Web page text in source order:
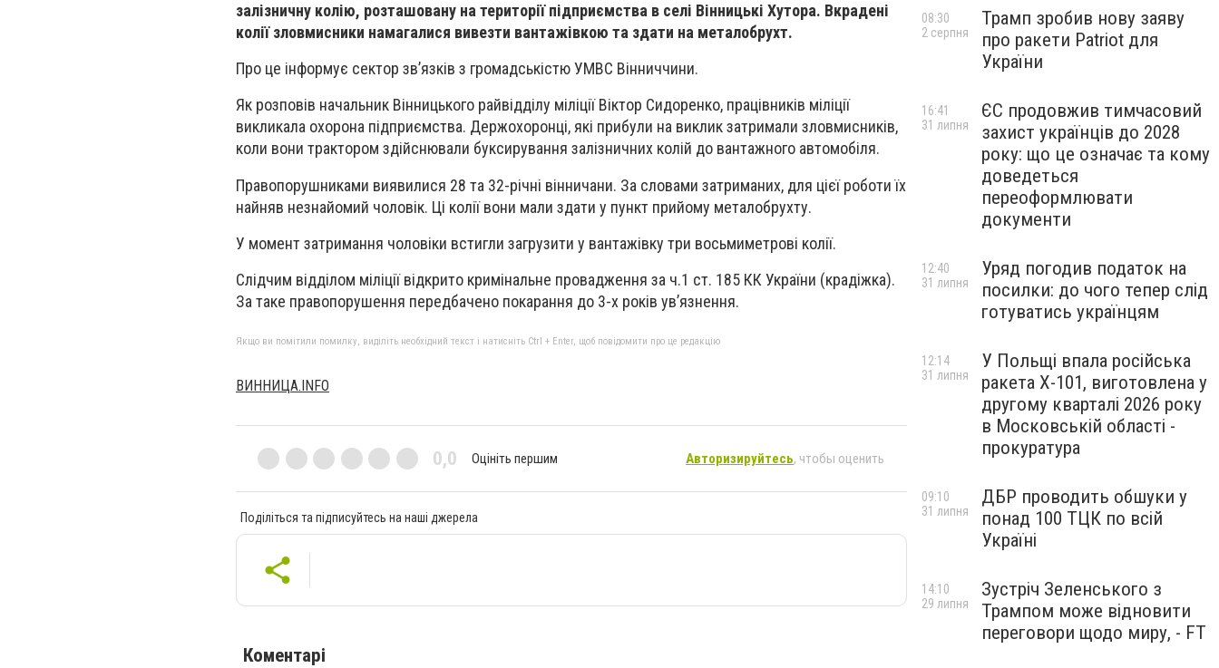
залізничну колію, розташовану на території підприємства в селі Вінницькі Хутора. Вкрадені
колії зловмисники намагалися вивезти вантажівкою та здати на металобрухт.
Про це інформує сектор зв’язків з громадськістю УМВС Вінниччини.
Як розповів начальник Вінницького райвідділу міліції Віктор Сидоренко, працівників міліції
викликала охорона підприємства. Держохоронці, які прибули на виклик затримали зловмисників,
коли вони трактором здійснювали буксирування залізничних колій до вантажного автомобіля.
Правопорушниками виявилися 28 та 32-річні вінничани. За словами затриманих, для цієї роботи їх
найняв незнайомий чоловік. Ці колії вони мали здати у пункт прийому металобрухту.
У момент затримання чоловіки встигли загрузити у вантажівку три восьмиметрові колії.
Слідчим відділом міліції відкрито кримінальне провадження за ч.1 ст. 185 КК України (крадіжка).
За таке правопорушення передбачено покарання до 3-х років ув’язнення.
Якщо ви помітили помилку, виділіть необхідний текст і натисніть Ctrl + Enter, щоб повідомити про це редакцію
ВИННИЦА.INFO
0,0 Оцініть першим Авторизируйтесь, чтобы оценить
Поділіться та підписуйтесь на наші джерела
Коментарі
Трамп зробив нову заяву
про ракети Patriot для
України
08:30
2 серпня
ЄС продовжив тимчасовий
захист українців до 2028
року: що це означає та кому
доведеться
переоформлювати
документи
16:41
31 липня
Уряд погодив податок на
посилки: до чого тепер слід
готуватись українцям
12:40
31 липня
У Польщі впала російська
ракета X-101, виготовлена у
другому кварталі 2026 року
в Московській області -
прокуратура
12:14
31 липня
ДБР проводить обшуки у
понад 100 ТЦК по всій
Україні
09:10
31 липня
Зустріч Зеленського з
Трампом може відновити
переговори щодо миру, - FT
14:10
29 липня